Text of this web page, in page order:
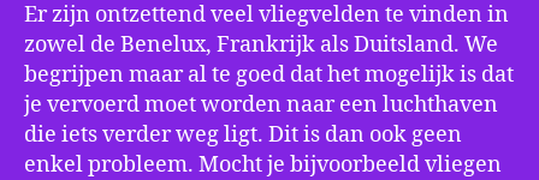
Er zijn ontzettend veel vliegvelden te vinden in
zowel de Benelux, Frankrijk als Duitsland. We
begrijpen maar al te goed dat het mogelijk is dat
je vervoerd moet worden naar een luchthaven
die iets verder weg ligt. Dit is dan ook geen
enkel probleem. Mocht je bijvoorbeeld vliegen